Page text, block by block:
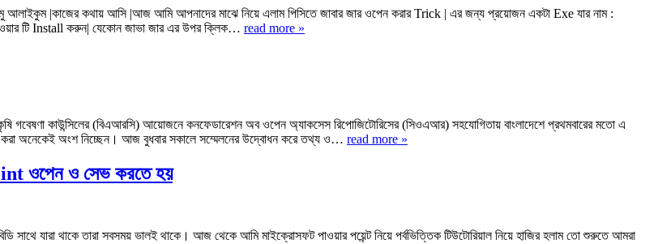
|কাজের কথায় আসি |আজ আমি আপনাদের মাঝে নিয়ে এলাম পিসিতে জাবার জার ওপেন করার Trick | এর জন্য প্রয়োজন একটা Exe যার নাম :
টি Install করুন| যেকোন জাভা জার এর উপর ক্লিক… read more »
গবেষণা কাউন্সিলের (বিএআরসি) আয়োজনে কনফেডারেশন অব ওপেন অ্যাকসেস রিপোজিটোরিসের (সিওএআর) সহযোগিতায় বাংলাদেশে প্রথমবারের মতো এ
করা অনেকেই অংশ নিচ্ছেন। আজ বুধবার সকালে সম্মেলনের উদ্বোধন করে তথ্য ও… read more »
ওপেন ও সেভ করতে হয়
যারা থাকে তারা সবসময় ভালই থাকে। আজ থেকে আমি মাইক্রোসফট পাওয়ার পয়েন্ট নিয়ে পর্বভিত্তিক টিউটোরিয়াল নিয়ে হাজির হলাম তো শুরুতে আমরা